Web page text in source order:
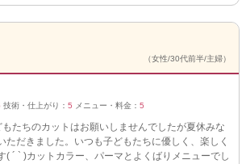
（女性/30代前半/主婦）
技術・仕上がり： 5 メニュー・料金： 5
たちのカットはお願いしませんでしたが夏休みな
ただきました。いつも子どもたちに優しく、楽しく
( ´ ` )カットカラー、パーマとよくばりメニューでし